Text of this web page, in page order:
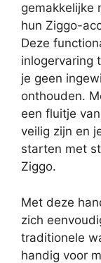
gemakkelijke
hun Ziggo-
Deze
inlogervaring
je geen
onthouden.
een fluitje
veilig zijn en
starten met
Ziggo.
Met deze
zich
traditionele
handig voor